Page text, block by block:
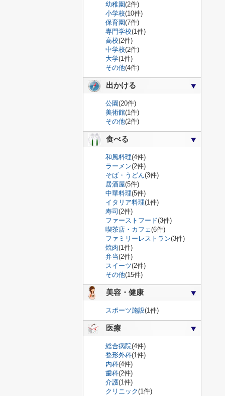
幼稚園(2件)
小学校(10件)
保育園(7件)
専門学校(1件)
高校(2件)
中学校(2件)
大学(1件)
その他(4件)
出かける
公園(20件)
美術館(1件)
その他(2件)
食べる
和風料理(4件)
ラーメン(2件)
そば・うどん(3件)
居酒屋(5件)
中華料理(5件)
イタリア料理(1件)
寿司 (2件)
ファーストフード(3件)
喫茶店・カフェ(6件)
ファミリーレストラン(3件)
焼肉(1件)
弁当(2件)
スイーツ(2件)
その他(15件)
美容・健康
スポーツ施設(1件)
医療
総合病院(4件)
整形外科(1件)
内科(4件)
歯科(2件)
介護(1件)
クリニック(1件)